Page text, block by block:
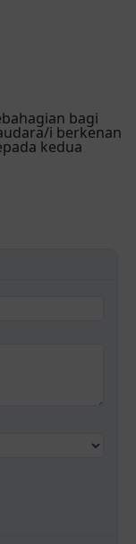
bagi
i berkenan
kedua